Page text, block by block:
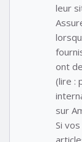
leur
ont
(lire :
sur
Si